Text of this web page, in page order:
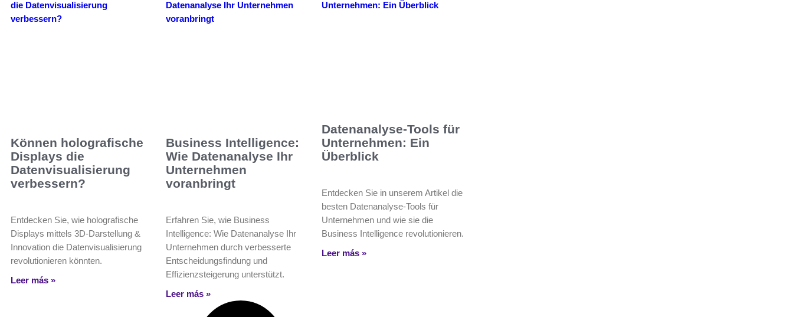
Können holografische
Displays die
Datenvisualisierung
verbessern?
Entdecken Sie, wie holografische
Displays mittels 3D-Darstellung &
Innovation die Datenvisualisierung
revolutionieren könnten.
Leer más »
Business Intelligence:
Wie Datenanalyse Ihr
Unternehmen
voranbringt
Erfahren Sie, wie Business
Intelligence: Wie Datenanalyse Ihr
Unternehmen durch verbesserte
Entscheidungsfindung und
Effizienzsteigerung unterstützt.
Leer más »
Datenanalyse-Tools für
Unternehmen: Ein
Überblick
Entdecken Sie in unserem Artikel die
besten Datenanalyse-Tools für
Unternehmen und wie sie die
Business Intelligence revolutionieren.
Leer más »